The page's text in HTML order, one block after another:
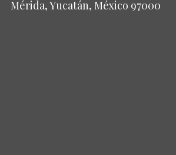
Mérida, Yucatán, México 97000